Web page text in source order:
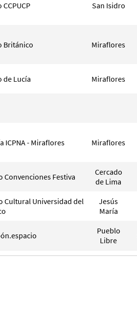
San Isidro
Británico Miraflores
de Lucía Miraflores
ICPNA - Miraflores Miraflores
Convenciones Festiva
Cercado
de Lima
Cultural Universidad del
Jesús
María
Pueblo
Libre